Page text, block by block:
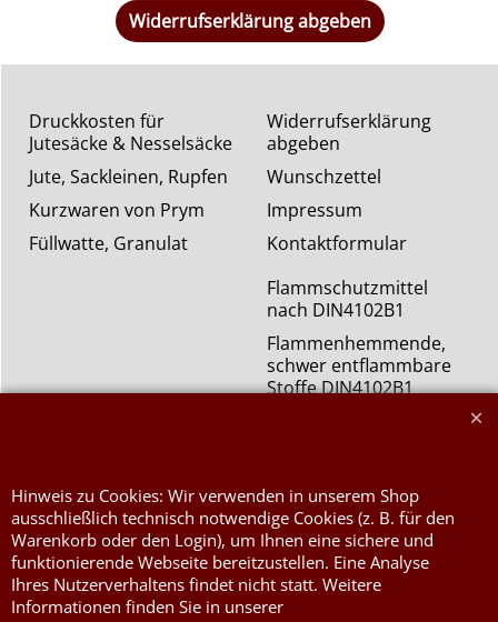
Widerrufserklärung abgeben
Widerrufserklärung
abgeben
Wunschzettel
Impressum
Kontaktformular
Druckkosten für
Jutesäcke & Nesselsäcke
Jute, Sackleinen, Rupfen
Kurzwaren von Prym
Füllwatte, Granulat
Flammschutzmittel
nach DIN4102B1
Flammenhemmende,
schwer entflammbare
Stoffe DIN4102B1
WebShop erstellt mit ShopFactory Shop Software.
Hinweis zu Cookies: Wir verwenden in unserem Shop
ausschließlich technisch notwendige Cookies (z. B. für den
Warenkorb oder den Login), um Ihnen eine sichere und
funktionierende Webseite bereitzustellen. Eine Analyse
Ihres Nutzerverhaltens findet nicht statt. Weitere
Informationen finden Sie in unserer